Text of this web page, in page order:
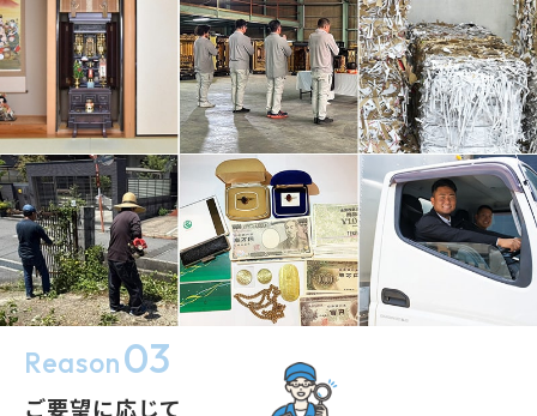
Reason03
ご要望に応じて